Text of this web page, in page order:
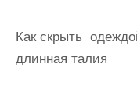
Как скрыть
длинная талия